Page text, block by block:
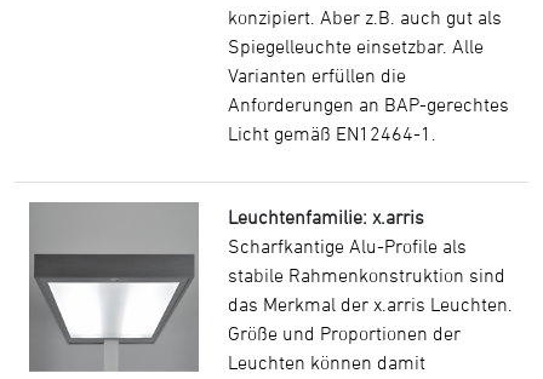
konzipiert. Aber z.B. auch gut als
Spiegelleuchte einsetzbar. Alle
Varianten erfüllen die
Anforderungen an BAP-gerechtes
Licht gemäß EN12464-1.
Leuchtenfamilie: x.arris
Scharfkantige Alu-Profile als
stabile Rahmenkonstruktion sind
das Merkmal der x.arris Leuchten.
Größe und Proportionen der
Leuchten können damit